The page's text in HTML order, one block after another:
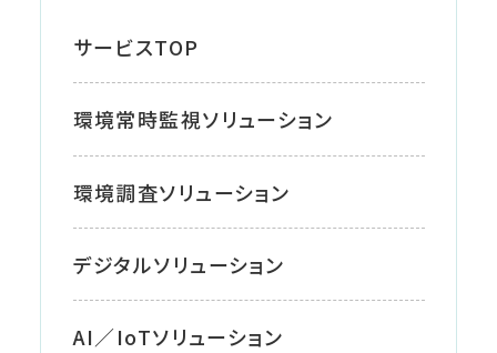
サービスTOP
環境常時監視ソリューション
環境調査ソリューション
デジタルソリューション
AI／IoTソリューション